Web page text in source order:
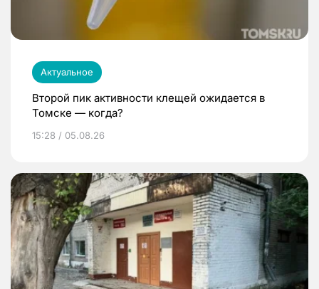
Актуальное
Второй пик активности клещей ожидается в
Томске — когда?
15:28 / 05.08.26